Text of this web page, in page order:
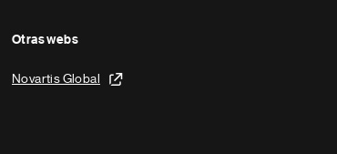
Otras webs
Novartis Global